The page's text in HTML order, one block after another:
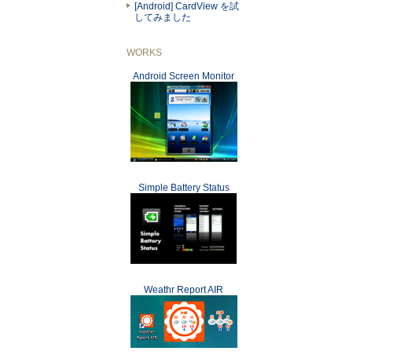
[Android] CardView を試
してみました
WORKS
Android Screen Monitor
Simple Battery Status
Weathr Report AIR